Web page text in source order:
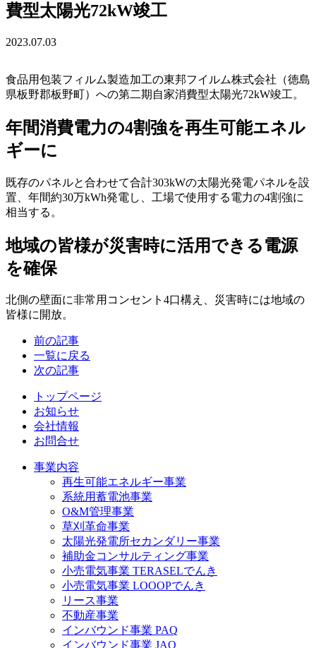
費型太陽光72kW竣工
2023.07.03
食品用包装フィルム製造加工の東邦フイルム株式会社（徳島
県板野郡板野町）への第二期自家消費型太陽光72kW竣工。
年間消費電力の4割強を再生可能エネル
ギーに
既存のパネルと合わせて合計303kWの太陽光発電パネルを設
置、年間約30万kWh発電し、工場で使用する電力の4割強に
相当する。
地域の皆様が災害時に活用できる電源
を確保
北側の壁面に非常用コンセント4口構え、災害時には地域の
皆様に開放。
前の記事
一覧に戻る
次の記事
トップページ
お知らせ
会社情報
お問合せ
事業内容
再生可能エネルギー事業
系統用蓄電池事業
O&M管理事業
草刈革命事業
太陽光発電所セカンダリー事業
補助金コンサルティング事業
小売電気事業 TERASELでんき
小売電気事業 LOOOPでんき
リース事業
不動産事業
インバウンド事業 PAQ
インバウンド事業 JAQ